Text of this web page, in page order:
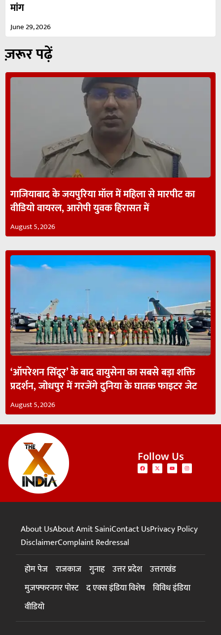
मांग
June 29, 2026
ज़रूर पढ़ें
गाजियाबाद के जयपुरिया मॉल में महिला से मारपीट का
वीडियो वायरल, आरोपी युवक हिरासत में
August 5, 2026
‘ऑपरेशन सिंदूर’ के बाद वायुसेना का सबसे बड़ा शक्ति
प्रदर्शन, जोधपुर में गरजेंगे दुनिया के घातक फाइटर जेट
August 5, 2026
Follow Us
About UsAbout Amit SainiContact UsPrivacy Policy
DisclaimerComplaint Redressal
होम पेज राजकाज गुनाह उत्तर प्रदेश उत्तराखंड
मुजफ्फरनगर पोस्ट द एक्स इंडिया विशेष विविध इंडिया
वीडियो